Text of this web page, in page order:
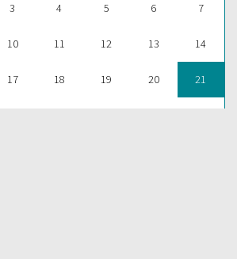
3 4 5 6 7
10 11 12 13 14
17 18 19 20 21